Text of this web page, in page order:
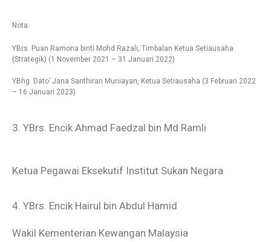
Nota:
YBrs. Puan Ramona binti Mohd Razali, Timbalan Ketua Setiausaha
(Strategik) (1 November 2021 – 31 Januari 2022)
YBhg. Dato’ Jana Santhiran Muniayan, Ketua Setiausaha (3 Februari 2022
– 16 Januari 2023)
3. YBrs. Encik Ahmad Faedzal bin Md Ramli
Ketua Pegawai Eksekutif Institut Sukan Negara
4. YBrs. Encik Hairul bin Abdul Hamid
Wakil Kementerian Kewangan Malaysia